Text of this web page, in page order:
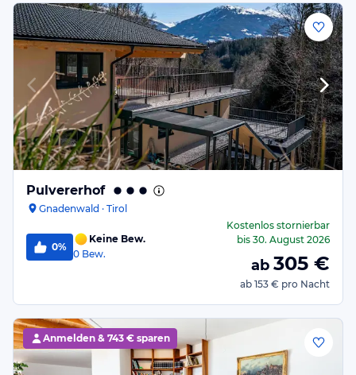
Pulvererhof
Gnadenwald · Tirol
0%
Keine Bew.
0 Bew.
Kostenlos stornierbar
bis 30. August 2026
ab 305 €
ab 153 € pro Nacht
Anmelden & 743 € sparen